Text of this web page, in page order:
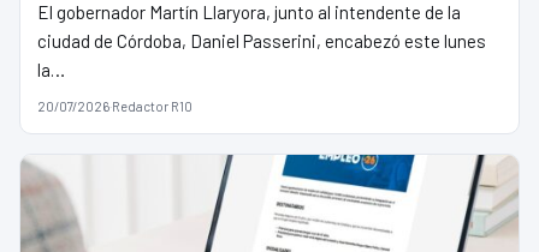
El gobernador Martín Llaryora, junto al intendente de la
ciudad de Córdoba, Daniel Passerini, encabezó este lunes
la…
20/07/2026·Redactor R10